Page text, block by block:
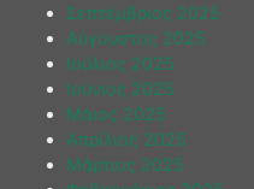
Σεπτέμβριος 2025
Αύγουστος 2025
Ιούλιος 2025
Ιούνιος 2025
Μάιος 2025
Απρίλιος 2025
Μάρτιος 2025